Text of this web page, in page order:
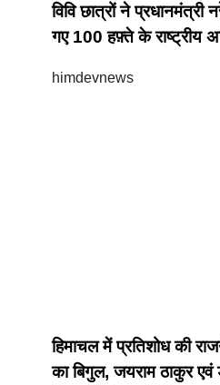
विवि छात्रों ने प्रधानमंत्री
गए 100 हफ़्ते के राष्ट्रीय
himdevnews
हिमाचल में प्रतिशोध की
का बिगुल, जयराम ठाकुर एवं